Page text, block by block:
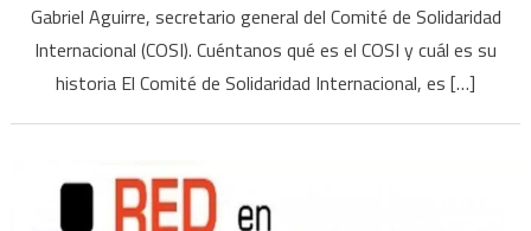
Gabriel Aguirre, secretario general del Comité de Solidaridad
Internacional (COSI). Cuéntanos qué es el COSI y cuál es su
historia El Comité de Solidaridad Internacional, es […]